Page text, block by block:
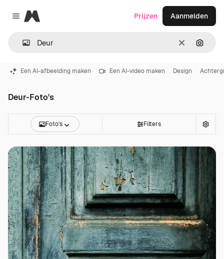
Close menu
Magnific
Wissen
Prijzen Aanmelden
Een AI-afbeelding maken Een AI-video maken Design
Deur-Foto's
Foto's Filters